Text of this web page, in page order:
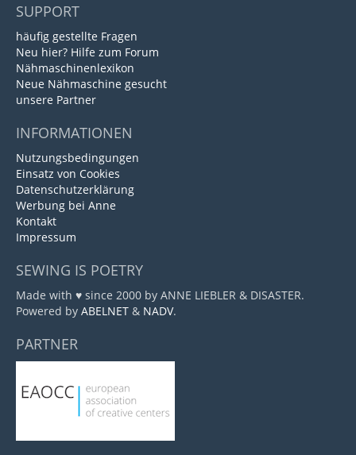
SUPPORT
häufig gestellte Fragen
Neu hier? Hilfe zum Forum
Nähmaschinenlexikon
Neue Nähmaschine gesucht
unsere Partner
INFORMATIONEN
Nutzungsbedingungen
Einsatz von Cookies
Datenschutzerklärung
Werbung bei Anne
Kontakt
Impressum
SEWING IS POETRY
Made with ♥ since 2000 by ANNE LIEBLER & DISASTER.
Powered by ABELNET & NADV.
PARTNER